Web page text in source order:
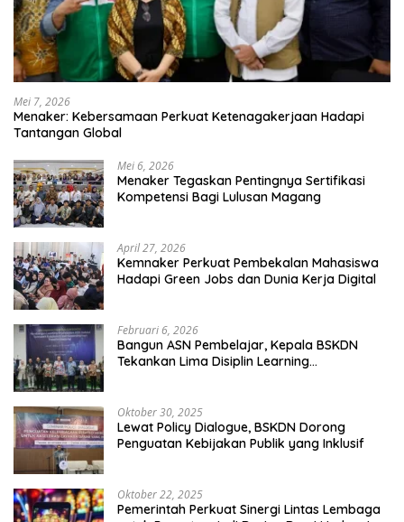
Mei 7, 2026
Menaker: Kebersamaan Perkuat Ketenagakerjaan Hadapi
Tantangan Global
Mei 6, 2026
Menaker Tegaskan Pentingnya Sertifikasi
Kompetensi Bagi Lulusan Magang
April 27, 2026
Kemnaker Perkuat Pembekalan Mahasiswa
Hadapi Green Jobs dan Dunia Kerja Digital
Februari 6, 2026
Bangun ASN Pembelajar, Kepala BSKDN
Tekankan Lima Disiplin Learning
Oktober 30, 2025
Lewat Policy Dialogue, BSKDN Dorong
Penguatan Kebijakan Publik yang Inklusif
Oktober 22, 2025
Pemerintah Perkuat Sinergi Lintas Lembaga